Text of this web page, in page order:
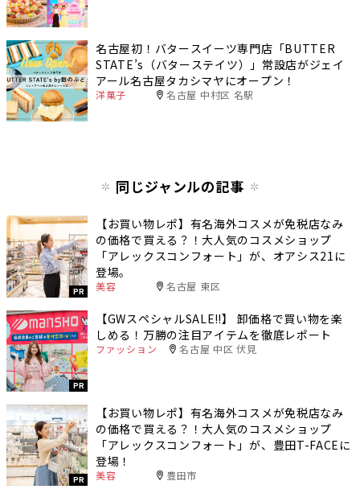
名古屋初！バタースイーツ専門店「BUTTER
STATE’s（バターステイツ）」常設店がジェイ
アール名古屋タカシマヤにオープン！
洋菓子 名古屋 中村区 名駅
同じジャンルの記事
PR
【お買い物レポ】有名海外コスメが免税店なみ
の価格で買える？！大人気のコスメショップ
「アレックスコンフォート」が、オアシス21に
登場。
美容 名古屋 東区
PR
【GWスペシャルSALE‼︎】 卸価格で買い物を楽
しめる！万勝の注目アイテムを徹底レポート
ファッション 名古屋 中区 伏見
PR
【お買い物レポ】有名海外コスメが免税店なみ
の価格で買える？！大人気のコスメショップ
「アレックスコンフォート」が、豊田T-FACEに
登場！
美容 豊田市